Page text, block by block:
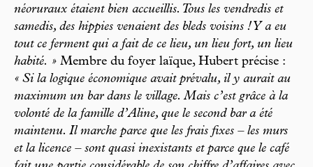
néoruraux étaient bien accueillis. Tous les vendredis et
samedis, des hippies venaient des bleds voisins ! Y a eu
tout ce ferment qui a fait de ce lieu, un lieu fort, un lieu
habité. » Membre du foyer laïque, Hubert précise :
« Si la logique économique avait prévalu, il y aurait au
maximum un bar dans le village. Mais c’est grâce à la
volonté de la famille d’Aline, que le second bar a été
maintenu. Il marche parce que les frais fixes – les murs
et la licence – sont quasi inexistants et parce que le café